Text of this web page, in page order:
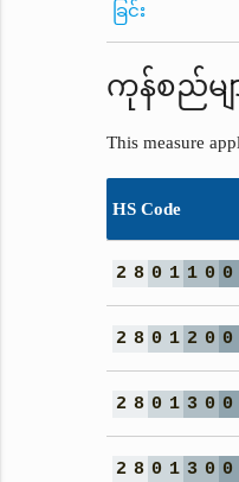
ခြင်း
ကုန်စည်မျ
This measure
HS Code
2 8 0 1 1 0 0
2 8 0 1 2 0 0
2 8 0 1 3 0 0
2 8 0 1 3 0 0